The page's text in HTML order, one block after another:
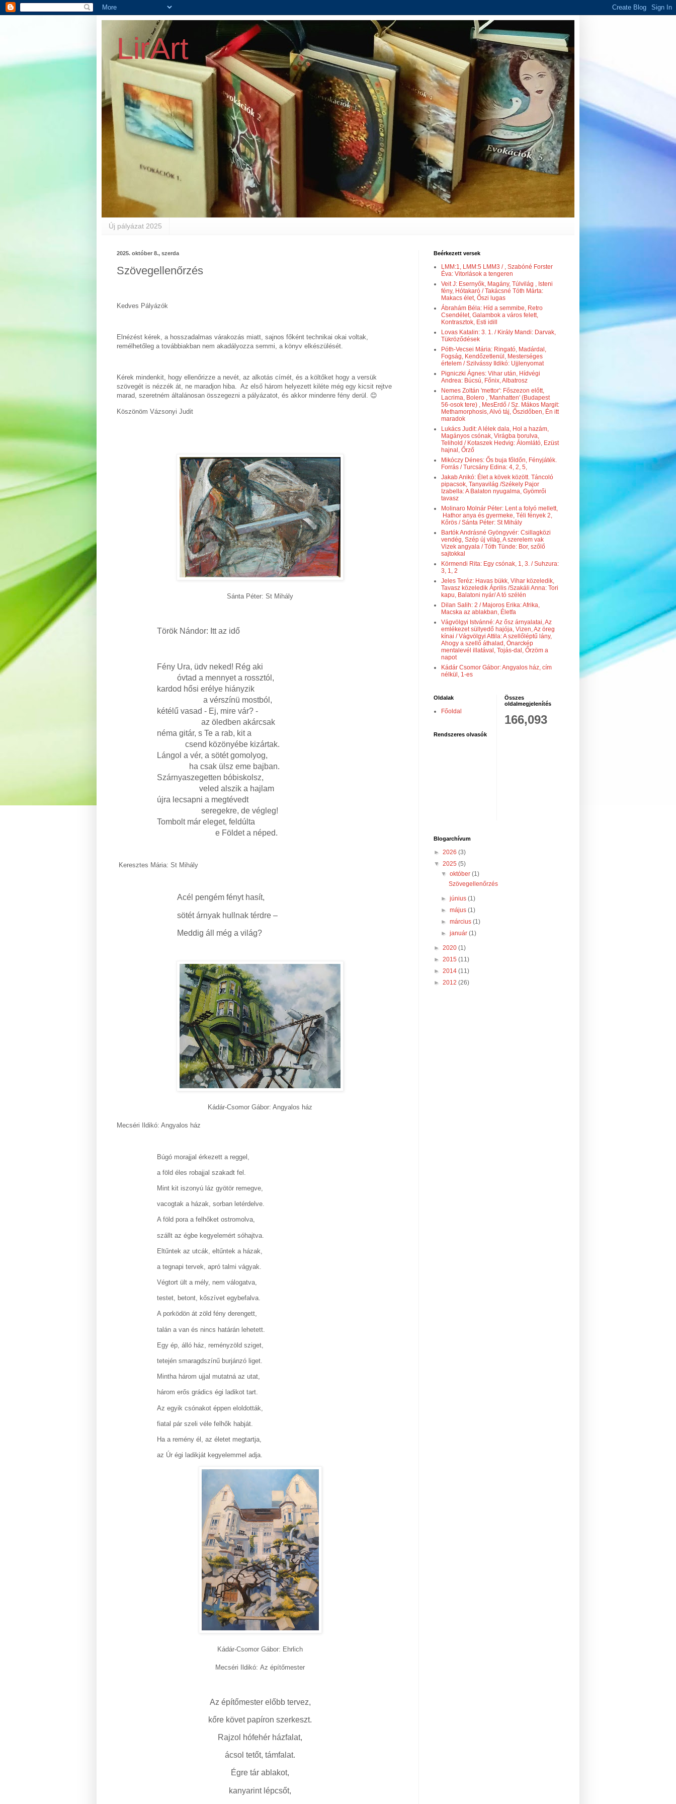
LirArt
Új pályázat 2025
2025. október 8., szerda
Szövegellenőrzés
Kedves Pályázók
Elnézést kérek, a hosszadalmas várakozás miatt, sajnos főként technikai okai voltak,
remélhetőleg a továbbiakban nem akadályozza semmi, a könyv elkészülését.
Kérek mindenkit, hogy ellenőrizze a nevét, az alkotás címét, és a költőket hogy a versük
szövegét is nézzék át, ne maradjon hiba. Az első három helyezett kiléte még egy kicsit rejtve
marad, szeretném általánosan összegezni a pályázatot, és akkor mindenre fény derül. 😊
Köszönöm Vázsonyi Judit
Sánta Péter: St Mihály
Török Nándor: Itt az idő
Fény Ura, üdv neked! Rég aki
óvtad a mennyet a rossztól,
kardod hősi erélye hiányzik
a vérszínü mostból,
kétélű vasad - Ej, mire vár? -
az öledben akárcsak
néma gitár, s Te a rab, kit a
csend közönyébe kizártak.
Lángol a vér, a sötét gomolyog,
ha csak ülsz eme bajban.
Szárnyaszegetten bóbiskolsz,
veled alszik a hajlam
újra lecsapni a megtévedt
seregekre, de végleg!
Tombolt már eleget, feldúlta
e Földet a néped.
Keresztes Mária: St Mihály
Acél pengém fényt hasít,
sötét árnyak hullnak térdre –
Meddig áll még a világ?
Kádár-Csomor Gábor: Angyalos ház
Mecséri Ildikó: Angyalos ház
Búgó morajjal érkezett a reggel,
a föld éles robajjal szakadt fel.
Mint kit iszonyú láz gyötör remegve,
vacogtak a házak, sorban letérdelve.
A föld pora a felhőket ostromolva,
szállt az égbe kegyelemért sóhajtva.
Eltűntek az utcák, eltűntek a házak,
a tegnapi tervek, apró talmi vágyak.
Végtort ült a mély, nem válogatva,
testet, betont, kőszívet egybefalva.
A porködön át zöld fény derengett,
talán a van és nincs határán lehetett.
Egy ép, álló ház, reményzöld sziget,
tetején smaragdszínű burjánzó liget.
Mintha három ujjal mutatná az utat,
három erős grádics égi ladikot tart.
Az egyik csónakot éppen eloldották,
fiatal pár szeli véle felhők habját.
Ha a remény él, az életet megtartja,
az Úr égi ladikját kegyelemmel adja.
Kádár-Csomor Gábor: Ehrlich
Mecséri Ildikó: Az építőmester
Az építőmester előbb tervez,
kőre követ papíron szerkeszt.
Rajzol hófehér házfalat,
ácsol tetőt, támfalat.
Égre tár ablakot,
kanyarint lépcsőt,
Beérkezett versek
LMM:1, LMM:5 LMM3 / , Szabóné Forster
Éva: Vitorlások a tengeren
Veit J: Esernyők, Magány, Túlvilág , Isteni
fény, Hótakaró / Takácsné Tóth Márta:
Makacs élet, Őszi lugas
Ábrahám Béla: Híd a semmibe, Retro
Csendélet, Galambok a város felett,
Kontrasztok, Esti idill
Lovas Katalin: 3. 1. / Király Mandi: Darvak,
Tükröződések
Póth-Vecsei Mária: Ringató, Madárdal,
Fogság, Kendőzetlenül, Mesterséges
értelem / Szilvássy Ildikó: Ujjlenyomat
Pigniczki Ágnes: Vihar után, Hídvégi
Andrea: Búcsú, Főnix, Albatrosz
Nemes Zoltán 'mettor': Főszezon előtt,
Lacrima, Bolero , 'Manhatten' (Budapest
56-osok tere) , MesErdő / Sz. Mákos Margit:
Methamorphosis, Alvó táj, Őszidőben, Én itt
maradok
Lukács Judit: A lélek dala, Hol a hazám,
Magányos csónak, Virágba borulva,
Telihold / Kotaszek Hedvig: Álomlátó, Ezüst
hajnal, Őrző
Mikóczy Dénes: Ős buja főldőn, Fényjáték.
Forrás / Turcsány Edina: 4, 2, 5,
Jakab Anikó: Élet a kövek között. Táncoló
pipacsok, Tanyavilág /Székely Pajor
Izabella: A Balaton nyugalma, Gyömrői
tavasz
Molinaro Molnár Péter: Lent a folyó mellett,
Hathor anya és gyermeke, Téli fények 2,
Kőrös / Sánta Péter: St Mihály
Bartók Andrásné Gyöngyvér: Csillagközi
vendég, Szép új világ, A szerelem vak
Vizek angyala / Tóth Tünde: Bor, szőlő
sajtokkal
Körmendi Rita: Egy csónak, 1, 3. / Suhzura:
3, 1, 2
Jeles Teréz: Havas bükk, Vihar közeledik,
Tavasz közeledik Április /Szakáli Anna: Tori
kapu, Balatoni nyár/ A tó szélén
Dilan Salih: 2 / Majoros Erika: Afrika,
Macska az ablakban, Életfa
Vágvölgyi Istvánné: Az ősz árnyalatai, Az
emlékezet süllyedő hajója, Vizen, Az öreg
kínai / Vágvölgyi Attila: A szellőléptű lány,
Ahogy a szellő áthalad, Önarckép
mentalevél illatával, Tojás-dal, Őrzöm a
napot
Kádár Csomor Gábor: Angyalos ház, cím
nélkül, 1-es
Oldalak
Főoldal
Rendszeres olvasók
Összes
oldalmegjelenítés
166,093
Blogarchívum
► 2026 (3)
▼ 2025 (5)
▼október(1)
Szövegellenőrzés
►június(1)
►május(1)
►március(1)
►január(1)
► 2020 (1)
► 2015 (11)
► 2014 (11)
► 2012 (26)